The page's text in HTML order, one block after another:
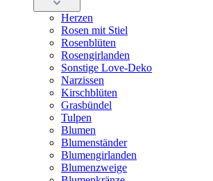
Herzen
Rosen mit Stiel
Rosenblüten
Rosengirlanden
Sonstige Love-Deko
Narzissen
Kirschblüten
Grasbündel
Tulpen
Blumen
Blumenständer
Blumengirlanden
Blumenzweige